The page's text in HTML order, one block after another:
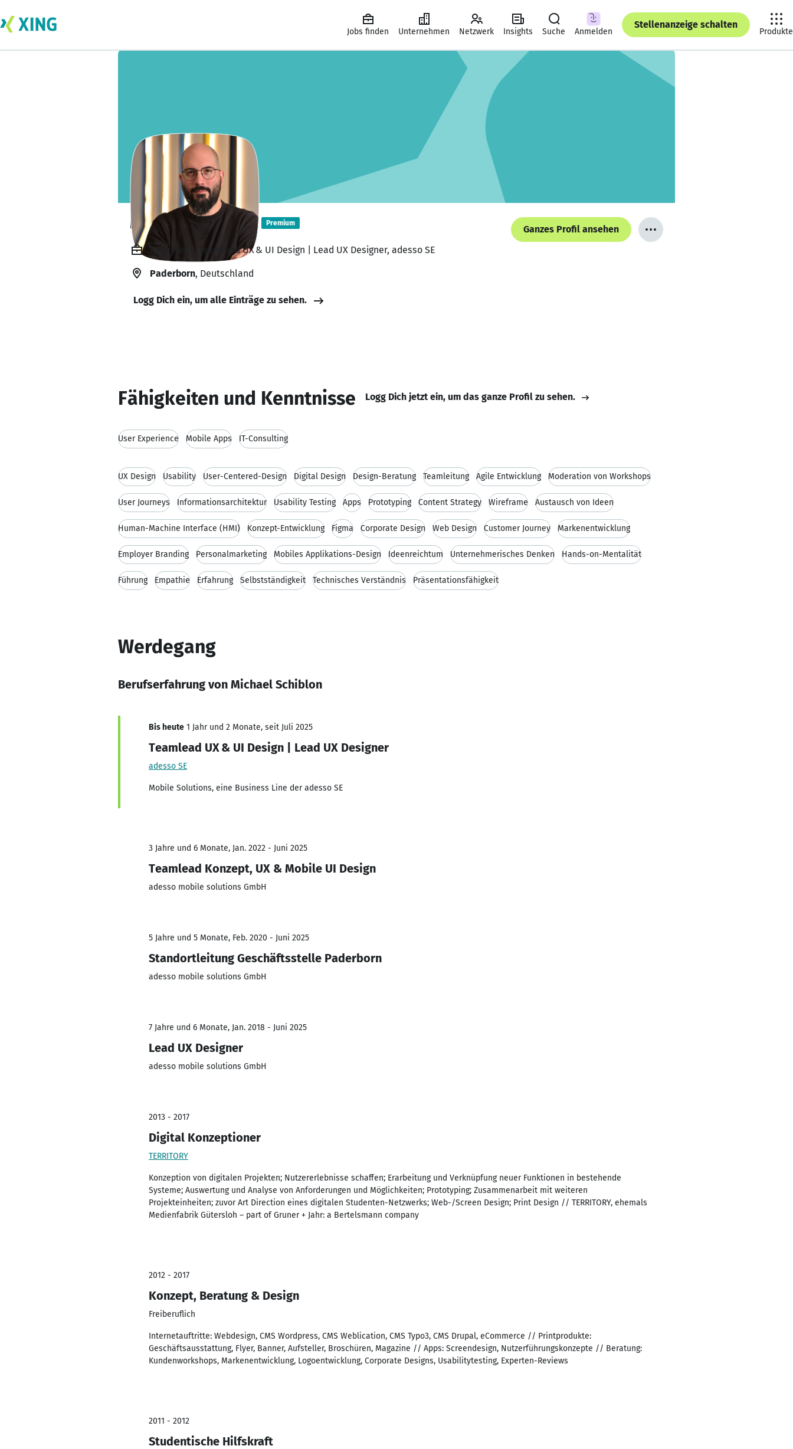
Jobs finden Unternehmen Netzwerk Insights Suche Anmelden
Stellenanzeige schalten
Produkte
Michael Schiblon Premium
Ganzes Profil ansehen
Angestellt, Teamlead UX & UI Design | Lead UX Designer, adesso SE
Paderborn, Deutschland
Logg Dich ein, um alle Einträge zu sehen.
Fähigkeiten und Kenntnisse Logg Dich jetzt ein, um das ganze Profil zu sehen.
User Experience Mobile Apps IT-Consulting
UX Design Usability User-Centered-Design Digital Design Design-Beratung Teamleitung Agile Entwicklung Moderation von Workshops
User Journeys Informationsarchitektur Usability Testing Apps Prototyping Content Strategy Wireframe Austausch von Ideen
Human-Machine Interface (HMI) Konzept-Entwicklung Figma Corporate Design Web Design Customer Journey Markenentwicklung
Employer Branding Personalmarketing Mobiles Applikations-Design Ideenreichtum Unternehmerisches Denken Hands-on-Mentalität
Führung Empathie Erfahrung Selbstständigkeit Technisches Verständnis Präsentationsfähigkeit
Werdegang
Berufserfahrung von Michael Schiblon
Bis heute 1 Jahr und 2 Monate, seit Juli 2025
Teamlead UX & UI Design | Lead UX Designer
adesso SE
Mobile Solutions, eine Business Line der adesso SE
3 Jahre und 6 Monate, Jan. 2022 - Juni 2025
Teamlead Konzept, UX & Mobile UI Design
adesso mobile solutions GmbH
5 Jahre und 5 Monate, Feb. 2020 - Juni 2025
Standortleitung Geschäftsstelle Paderborn
adesso mobile solutions GmbH
7 Jahre und 6 Monate, Jan. 2018 - Juni 2025
Lead UX Designer
adesso mobile solutions GmbH
2013 - 2017
Digital Konzeptioner
TERRITORY
Konzeption von digitalen Projekten; Nutzererlebnisse schaffen; Erarbeitung und Verknüpfung neuer Funktionen in bestehende
Systeme; Auswertung und Analyse von Anforderungen und Möglichkeiten; Prototyping; Zusammenarbeit mit weiteren
Projekteinheiten; zuvor Art Direction eines digitalen Studenten-Netzwerks; Web-/Screen Design; Print Design // TERRITORY, ehemals
Medienfabrik Gütersloh – part of Gruner + Jahr: a Bertelsmann company
2012 - 2017
Konzept, Beratung & Design
Freiberuflich
Internetauftritte: Webdesign, CMS Wordpress, CMS Weblication, CMS Typo3, CMS Drupal, eCommerce // Printprodukte:
Geschäftsausstattung, Flyer, Banner, Aufsteller, Broschüren, Magazine // Apps: Screendesign, Nutzerführungskonzepte // Beratung:
Kundenworkshops, Markenentwicklung, Logoentwicklung, Corporate Designs, Usabilitytesting, Experten-Reviews
2011 - 2012
Studentische Hilfskraft